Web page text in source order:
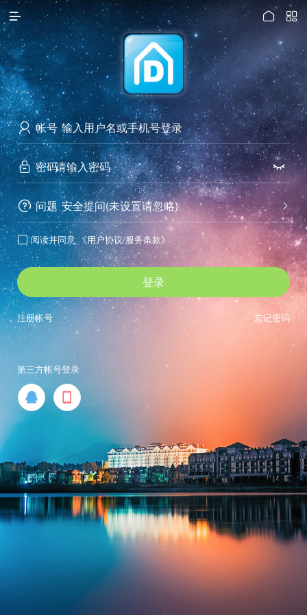

访问电脑版
 

 帐号
 密码 
 问题 
安全提问(未设置请忽略)
 阅读并同意 《用户协议/服务条款》
登录
忘记密码
注册帐号
第三方帐号登录
 